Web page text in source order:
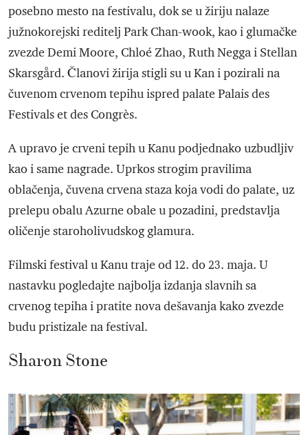
posebno mesto na festivalu, dok se u žiriju nalaze
južnokorejski reditelj Park Chan-wook, kao i glumačke
zvezde Demi Moore, Chloé Zhao, Ruth Negga i Stellan
Skarsgård. Članovi žirija stigli su u Kan i pozirali na
čuvenom crvenom tepihu ispred palate Palais des
Festivals et des Congrès.
A upravo je crveni tepih u Kanu podjednako uzbudljiv
kao i same nagrade. Uprkos strogim pravilima
oblačenja, čuvena crvena staza koja vodi do palate, uz
prelepu obalu Azurne obale u pozadini, predstavlja
oličenje staroholivudskog glamura.
Filmski festival u Kanu traje od 12. do 23. maja. U
nastavku pogledajte najbolja izdanja slavnih sa
crvenog tepiha i pratite nova dešavanja kako zvezde
budu pristizale na festival.
Sharon Stone